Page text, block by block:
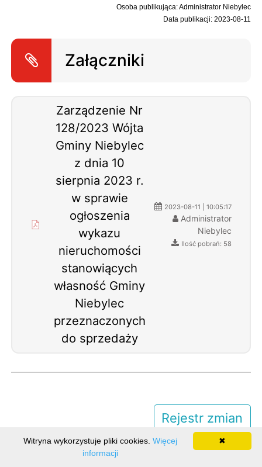
Osoba publikująca: Administrator Niebylec
Data publikacji: 2023-08-11
Załączniki
Zarządzenie Nr
128/2023 Wójta
Gminy Niebylec
z dnia 10
sierpnia 2023 r.
w sprawie
ogłoszenia
wykazu
nieruchomości
stanowiących
własność Gminy
Niebylec
przeznaczonych
do sprzedaży
2023-08-11 | 10:05:17
Administrator
Niebylec
Ilość pobrań: 58
Rejestr zmian
Ilość odwiedzin: 166154
✖
Witryna wykorzystuje pliki cookies. Więcej
informacji